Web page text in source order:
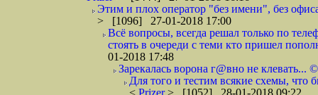
Этим и плох оператор "без имени", без
> [1096] 27-01-2018 17:00
Всё вопросы, всегда решал только по
стоять в очереди с теми кто пришел
01-2018 17:48
Зарекалась ворона г@вно не клевать...
Для того и тестим всякие схемы, что
< Prizer> [1052] 28-01-2018 09:22